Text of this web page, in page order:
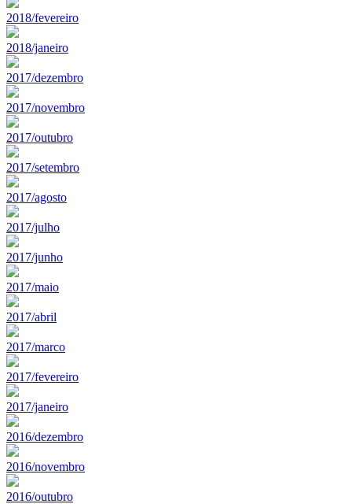
2018/fevereiro
2018/janeiro
2017/dezembro
2017/novembro
2017/outubro
2017/setembro
2017/agosto
2017/julho
2017/junho
2017/maio
2017/abril
2017/marco
2017/fevereiro
2017/janeiro
2016/dezembro
2016/novembro
2016/outubro